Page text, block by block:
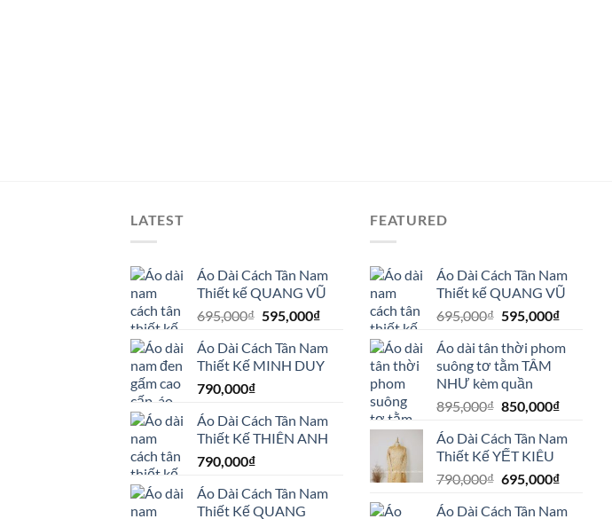
LATEST
Áo Dài Cách Tân Nam
Thiết kế QUANG VŨ
695,000₫ Giá
là:
695,000₫.
595,000₫Giá
tại
là:
595,000₫.
Áo Dài Cách Tân Nam
Thiết Kế MINH DUY
790,000₫
Áo Dài Cách Tân Nam
Thiết Kế THIÊN ANH
790,000₫
Áo Dài Cách Tân Nam
Thiết Kế QUANG
FEATURED
Áo Dài Cách Tân Nam
Thiết kế QUANG VŨ
695,000₫ Giá
là:
695,000₫.
595,000₫Giá
tại
Áo dài tân thời phom
suông tơ tằm TÂM
NHƯ kèm quần
895,000₫ Giá
là:
895,000₫.
850,000₫Giá
tại
850,000₫.
Áo Dài Cách Tân Nam
Thiết Kế YẾT KIÊU
790,000₫ Giá
là:
695,000₫Giá
tại
Áo Dài Cách Tân Nam